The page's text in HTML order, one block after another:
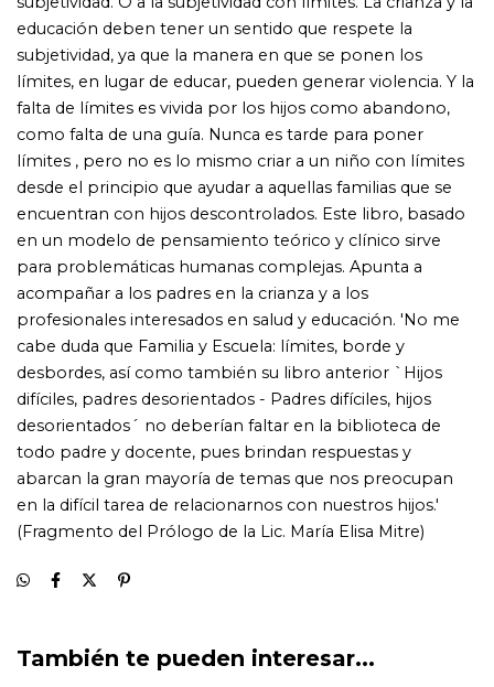
desorientados´ no deberían faltar en la biblioteca de
todo padre y docente, pues brindan respuestas y
abarcan la gran mayoría de temas que nos preocupan
en la difícil tarea de relacionarnos con nuestros hijos.'
(Fragmento del Prólogo de la Lic. María Elisa Mitre)
También te pueden interesar...